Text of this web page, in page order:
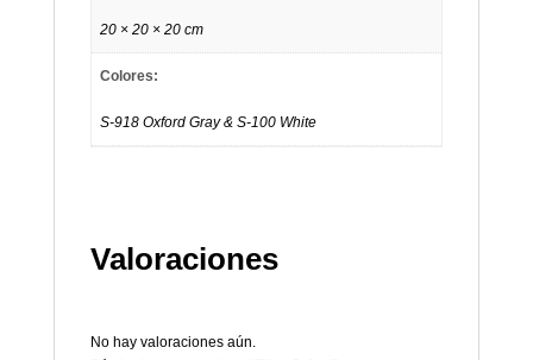
20 × 20 × 20 cm
Colores:
S-918 Oxford Gray & S-100 White
Valoraciones
No hay valoraciones aún.